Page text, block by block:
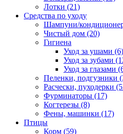
Лотки (21)
Средства по уходу
Шампуни/
Чистый дом (20)
Гигиена
Уход за ушами (6)
Уход за зубами
Уход за глазами
Пеленки, подгузники
Расчески, пуходерки
Фурминаторы (17)
Когтерезы (8)
Фены, машинки (17)
Птицы
Корм (59)